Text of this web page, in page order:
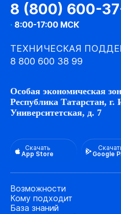
8 (800) 600-
· 8:00-17:00 МСК
ТЕХНИЧЕСКАЯ
8 800 600 38 99
Особая экономическая
Республика Татарстан, г.
Университетская, д. 7
Скачать
App Store
Google
Возможности
Кому подходит
База знаний